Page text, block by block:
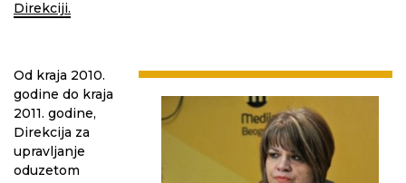
Direkciji.
Od kraja 2010.
godine do kraja
2011. godine,
Direkcija za
upravljanje
oduzetom